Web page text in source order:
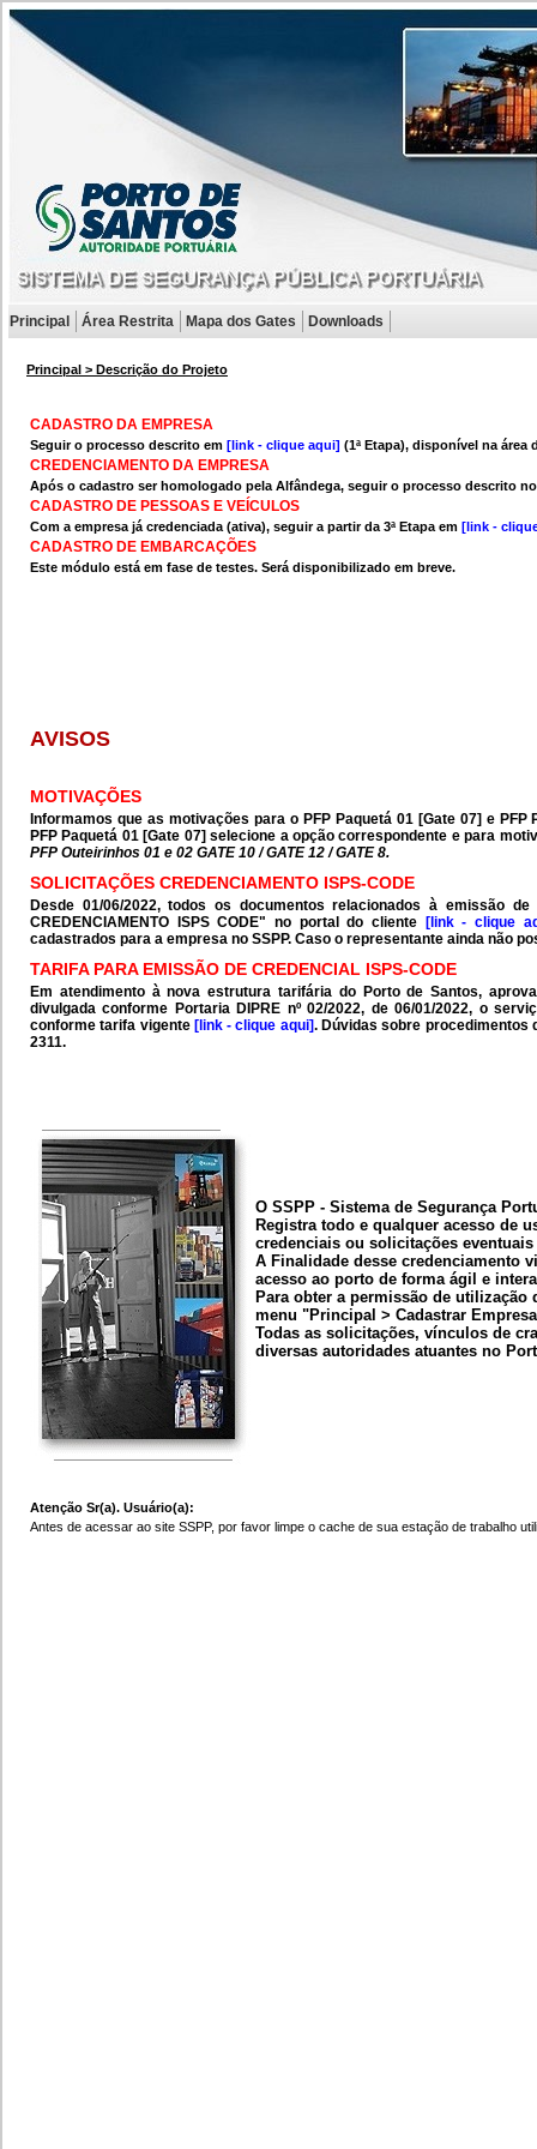
Principal Área Restrita Mapa dos Gates Downloads
Principal > Descrição do Projeto
CADASTRO DA EMPRESA
Seguir o processo descrito em [link - clique aqui] (1ª Etapa), disponível na
CREDENCIAMENTO DA EMPRESA
Após o cadastro ser homologado pela Alfândega, seguir o processo descrito
CADASTRO DE PESSOAS E VEÍCULOS
Com a empresa já credenciada (ativa), seguir a partir da 3ª Etapa em [link -
CADASTRO DE EMBARCAÇÕES
Este módulo está em fase de testes. Será disponibilizado em breve.
AVISOS
MOTIVAÇÕES
Informamos que as motivações para o PFP Paquetá 01 [Gate 07] e
PFP Paquetá 01 [Gate 07] selecione a opção correspondente e para
PFP Outeirinhos 01 e 02 GATE 10 / GATE 12 / GATE 8.
SOLICITAÇÕES CREDENCIAMENTO ISPS-CODE
Desde 01/06/2022, todos os documentos relacionados à emissão
CREDENCIAMENTO ISPS CODE" no portal do cliente
[link - clique
cadastrados para a empresa no SSPP. Caso o representante ainda não
TARIFA PARA EMISSÃO DE CREDENCIAL ISPS-CODE
Em atendimento à nova estrutura tarifária do Porto de Santos,
divulgada conforme Portaria DIPRE nº 02/2022, de 06/01/2022, o
conforme tarifa vigente [link - clique aqui]. Dúvidas sobre procedimentos
2311.
O SSPP - Sistema de Segurança
Registra todo e qualquer acesso de
credenciais ou solicitações
A Finalidade desse credenciamento
acesso ao porto de forma ágil e
Para obter a permissão de
menu "Principal > Cadastrar
Todas as solicitações, vínculos de
diversas autoridades atuantes no
Atenção Sr(a). Usuário(a):
Antes de acessar ao site SSPP, por favor limpe o cache de sua estação de trabalho